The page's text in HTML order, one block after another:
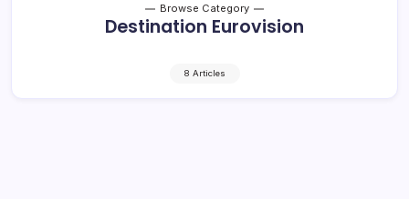
Browse Category
Destination Eurovision
8 Articles